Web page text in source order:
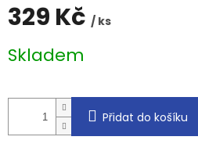
329 Kč / ks
cena:
Skladem
Přidat do košíku